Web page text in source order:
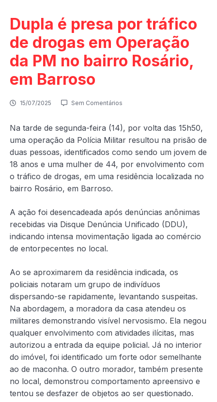
Dupla é presa por tráfico
de drogas em Operação
da PM no bairro Rosário,
em Barroso
15/07/2025 Sem Comentários
Na tarde de segunda-feira (14), por volta das 15h50,
uma operação da Polícia Militar resultou na prisão de
duas pessoas, identificados como sendo um jovem de
18 anos e uma mulher de 44, por envolvimento com
o tráfico de drogas, em uma residência localizada no
bairro Rosário, em Barroso.
A ação foi desencadeada após denúncias anônimas
recebidas via Disque Denúncia Unificado (DDU),
indicando intensa movimentação ligada ao comércio
de entorpecentes no local.
Ao se aproximarem da residência indicada, os
policiais notaram um grupo de indivíduos
dispersando-se rapidamente, levantando suspeitas.
Na abordagem, a moradora da casa atendeu os
militares demonstrando visível nervosismo. Ela negou
qualquer envolvimento com atividades ilícitas, mas
autorizou a entrada da equipe policial. Já no interior
do imóvel, foi identificado um forte odor semelhante
ao de maconha. O outro morador, também presente
no local, demonstrou comportamento apreensivo e
tentou se desfazer de objetos ao ser questionado.